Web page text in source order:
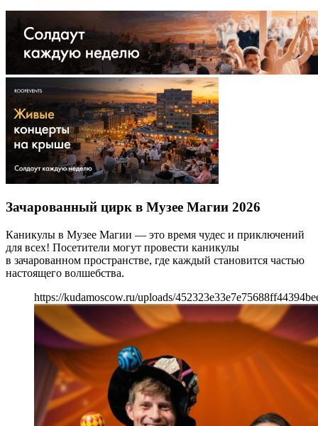
Зачарованный цирк в Музее Магии 2026
Каникулы в Музее Магии — это время чудес и приключений
для всех! Посетители могут провести каникулы
в зачарованном пространстве, где каждый становится частью
настоящего волшебства.
https://kudamoscow.ru/uploads/